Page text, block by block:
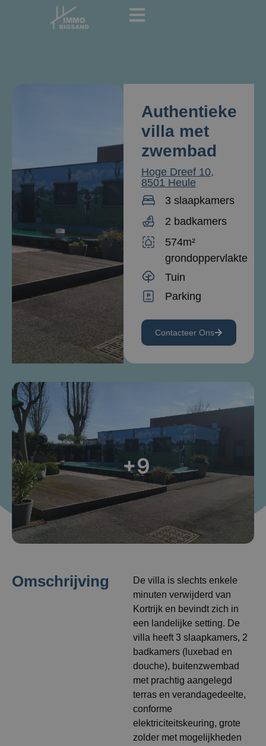
Authentieke
villa met
zwembad
Hoge Dreef 10,
8501 Heule
3 slaapkamers
2 badkamers
574m²
grondoppervlakte
Tuin
Parking
Contacteer Ons
+9
Omschrijving
De villa is slechts enkele
minuten verwijderd van
Kortrijk en bevindt zich in
een landelijke setting. De
villa heeft 3 slaapkamers, 2
badkamers (luxebad en
douche), buitenzwembad
met prachtig aangelegd
terras en verandagedeelte,
conforme
elektriciteitskeuring, grote
zolder met mogelijkheden